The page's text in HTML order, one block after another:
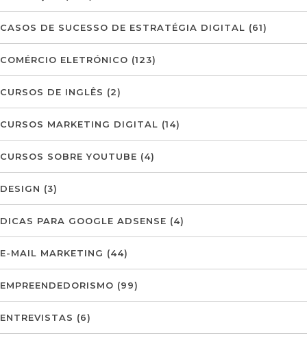
CASOS DE SUCESSO DE ESTRATÉGIA DIGITAL (61)
COMÉRCIO ELETRÓNICO (123)
CURSOS DE INGLÊS (2)
CURSOS MARKETING DIGITAL (14)
CURSOS SOBRE YOUTUBE (4)
DESIGN (3)
DICAS PARA GOOGLE ADSENSE (4)
E-MAIL MARKETING (44)
EMPREENDEDORISMO (99)
ENTREVISTAS (6)